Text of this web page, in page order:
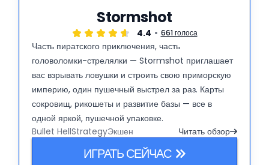
Stormshot
4.4 661 голоса
Часть пиратского приключения, часть
головоломки-стрелялки — Stormshot приглашает
вас взрывать ловушки и строить свою приморскую
империю, один пушечный выстрел за раз. Карты
сокровищ, рикошеты и развитие базы — все в
одной яркой, пушечной упаковке.
Bullet HellStrategyЭкшен Читать обзор
ИГРАТЬ СЕЙЧАС